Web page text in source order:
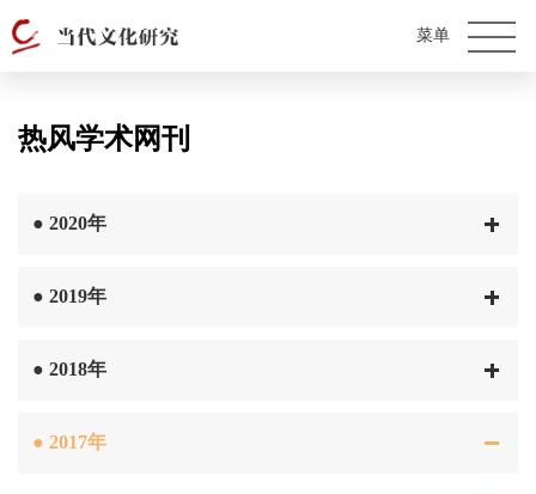
热风学术网刊
● 2020年
● 2019年
● 2018年
● 2017年